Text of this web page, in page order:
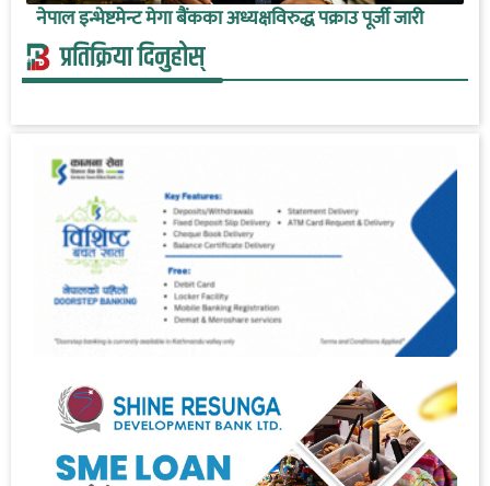
नेपाल इन्भेष्टमेन्ट मेगा बैंकका अध्यक्षविरुद्ध पक्राउ पूर्जी जारी
प्रतिक्रिया दिनुहोस्